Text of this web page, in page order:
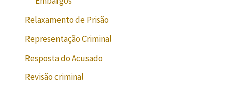
Relaxamento de Prisão
Representação Criminal
Resposta do Acusado
Revisão criminal